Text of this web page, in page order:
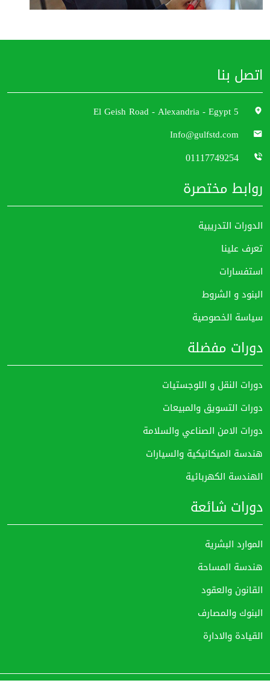
اتصل بنا
5 El Geish Road - Alexandria - Egypt
Info@gulfstd.com
01117749254
روابط مختصرة
الدورات التدريبية
تعرف علينا
استفسارات
البنود و الشروط
سياسة الخصوصية
دورات مفضلة
دورات النقل و اللوجستيات
دورات التسويق والمبيعات
دورات الامن الصناعي والسلامة
هندسة الميكانيكية والسيارات
الهندسة الكهربائية
دورات شائعة
الموارد البشرية
هندسة المساحة
القانون والعقود
البنوك والمصارف
القيادة والادارة